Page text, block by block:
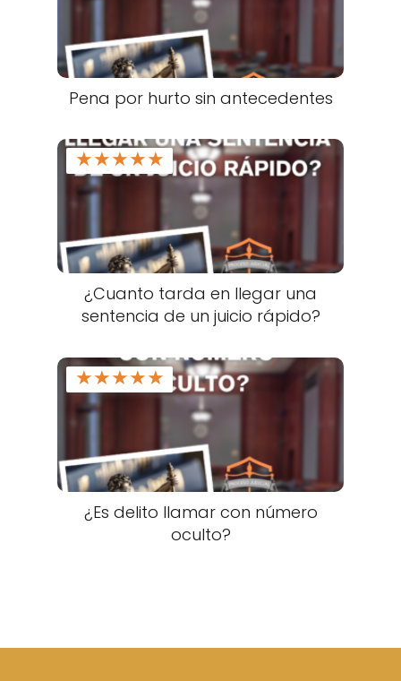
Pena por hurto sin antecedentes
★★★★★
¿Cuanto tarda en llegar una
sentencia de un juicio rápido?
★★★★★
¿Es delito llamar con número
oculto?